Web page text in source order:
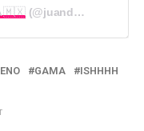
🇲🇽(@juandediospantoja) on
GAMA
ISHHHH